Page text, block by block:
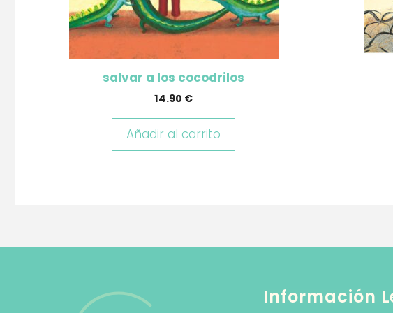
salvar a los cocodrilos
14.90 €
Añadir al carrito
Información